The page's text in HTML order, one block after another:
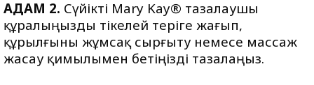
ҚАДАМ 2. Сүйікті Mary Kay® тазалаушы
құралыңызды тікелей теріге жағып,
құрылғыны жұмсақ сырғыту немесе массаж
жасау қимылымен бетіңізді тазалаңыз.